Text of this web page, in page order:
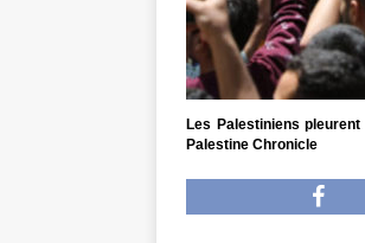
Les Palestiniens
Palestine Chronicle